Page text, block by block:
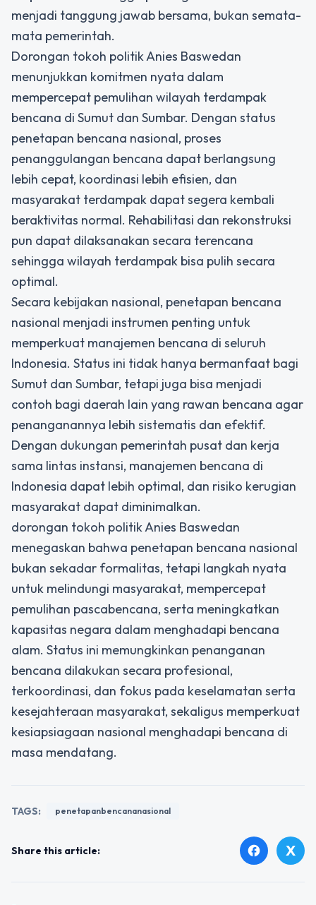
menjadi tanggung jawab bersama, bukan semata-
mata pemerintah.
Dorongan tokoh politik Anies Baswedan
menunjukkan komitmen nyata dalam
mempercepat pemulihan wilayah terdampak
bencana di Sumut dan Sumbar. Dengan status
penetapan bencana nasional, proses
penanggulangan bencana dapat berlangsung
lebih cepat, koordinasi lebih efisien, dan
masyarakat terdampak dapat segera kembali
beraktivitas normal. Rehabilitasi dan rekonstruksi
pun dapat dilaksanakan secara terencana
sehingga wilayah terdampak bisa pulih secara
optimal.
Secara kebijakan nasional, penetapan bencana
nasional menjadi instrumen penting untuk
memperkuat manajemen bencana di seluruh
Indonesia. Status ini tidak hanya bermanfaat bagi
Sumut dan Sumbar, tetapi juga bisa menjadi
contoh bagi daerah lain yang rawan bencana agar
penanganannya lebih sistematis dan efektif.
Dengan dukungan pemerintah pusat dan kerja
sama lintas instansi, manajemen bencana di
Indonesia dapat lebih optimal, dan risiko kerugian
masyarakat dapat diminimalkan.
dorongan tokoh politik Anies Baswedan
menegaskan bahwa penetapan bencana nasional
bukan sekadar formalitas, tetapi langkah nyata
untuk melindungi masyarakat, mempercepat
pemulihan pascabencana, serta meningkatkan
kapasitas negara dalam menghadapi bencana
alam. Status ini memungkinkan penanganan
bencana dilakukan secara profesional,
terkoordinasi, dan fokus pada keselamatan serta
kesejahteraan masyarakat, sekaligus memperkuat
kesiapsiagaan nasional menghadapi bencana di
masa mendatang.
TAGS: penetapanbencananasional
Share this article: facebook X